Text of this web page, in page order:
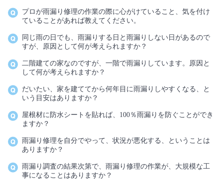
プロが雨漏り修理の作業の際に心がけていること、気を付け
ていることがあれば教えてください。
同じ雨の日でも、雨漏りする日と雨漏りしない日があるので
すが、原因として何が考えられますか？
二階建ての家なのですが、一階で雨漏りしています。原因と
して何が考えられますか？
だいたい、家を建ててから何年目に雨漏りしやすくなる、と
いう目安はありますか？
屋根材に防水シートを貼れば、100％雨漏りを防ぐことができ
ますか？
雨漏り修理を自分でやって、状況が悪化する、ということは
ありますか？
雨漏り調査の結果次第で、雨漏り修理の作業が、大規模な工
事になることはありますか？